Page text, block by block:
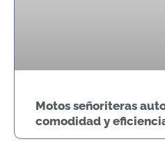
Motos señoriteras
comodidad y